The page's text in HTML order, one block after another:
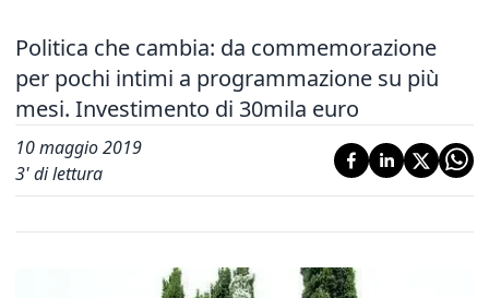
Politica che cambia: da commemorazione
per pochi intimi a programmazione su più
mesi. Investimento di 30mila euro
10 maggio 2019
3' di lettura